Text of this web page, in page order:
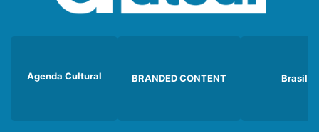
Agenda Cultural BRANDED CONTENT Brasil